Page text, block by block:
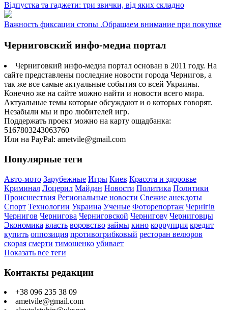
Відпустка та гаджети: три звички, від яких складно
Важность фиксации стопы .Обращаем внимание при покупке
Черниговский инфо-медиа портал
Черниговкий инфо-медиа портал основан в 2011 году. На
сайте представлены последние новости города Чернигов, а
так же все самые актуальные события со всей Украины.
Конечно же на сайте можно найти и новости всего мира.
Актуальные темы которые обсуждают и о которых говорят.
Незабыли мы и про любителей игр.
Поддержать проект можно на карту ощадбанка:
5167803243063760
Или на PayPal: ametvile@gmail.com
Популярные теги
Авто-мото Зарубежные Игры Киев Красота и здоровье
Криминал Лоцерил Майдан Новости Политика Политики
Происшествия Региональные новости Свежие анекдоты
Спорт Технологии Украина Ученые Фоторепортаж Чернігів
Чернигов Чернигова Черниговской Чернигову Черниговцы
Экономика власть воровство займы кино коррупция кредит
купить оппозиция противогрибковый ресторан велюров
скорая смерти тимошенко убивает
Показать все теги
Контакты редакции
+38 096 235 38 09
ametvile@gmail.com